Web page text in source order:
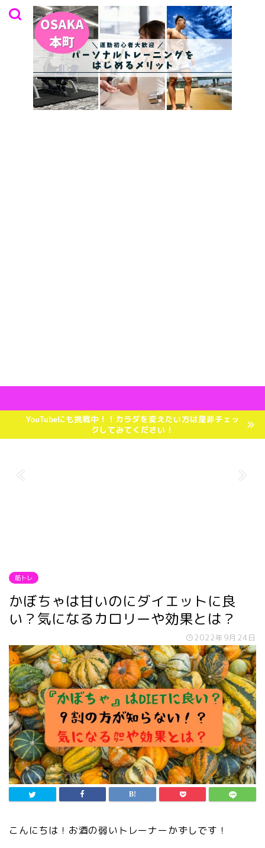
YouTubeにも挑戦中！！カラダを変えたい方は是非チェッ
クしてみてください！
筋トレ
かぼちゃは甘いのにダイエットに良
い？気になるカロリーや効果とは？
2022年9月24日
こんにちは！お酒の弱いトレーナーかずしです！